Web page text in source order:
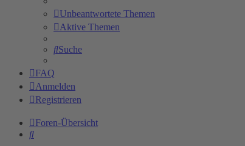
Unbeantwortete Themen
Aktive Themen
Suche
FAQ
Anmelden
Registrieren
Foren-Übersicht
Suche